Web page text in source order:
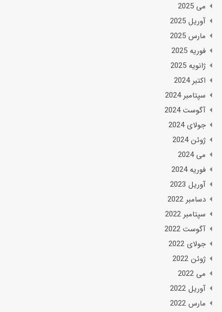
می 2025
آوریل 2025
مارس 2025
فوریه 2025
ژانویه 2025
اکتبر 2024
سپتامبر 2024
آگوست 2024
جولای 2024
ژوئن 2024
می 2024
فوریه 2024
آوریل 2023
دسامبر 2022
سپتامبر 2022
آگوست 2022
جولای 2022
ژوئن 2022
می 2022
آوریل 2022
مارس 2022